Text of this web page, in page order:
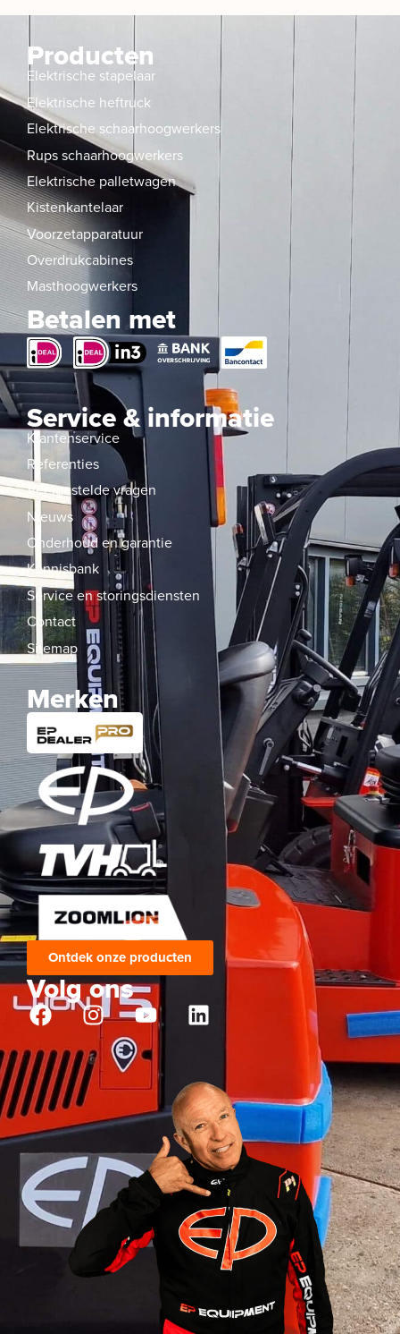
Producten
Elektrische stapelaar
Elektrische heftruck
Elektrische schaarhoogwerkers
Rups schaarhoogwerkers
Elektrische palletwagen
Kistenkantelaar
Voorzetapparatuur
Overdrukcabines
Masthoogwerkers
Betalen met
Service & informatie
Klantenservice
Referenties
Veelgestelde vragen
Nieuws
Onderhoud en garantie
Kennisbank
Service en storingsdiensten
Contact
Sitemap
Merken
Ontdek onze producten
Volg ons